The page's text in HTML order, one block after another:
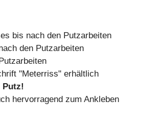
bis nach den Putzarbeiten
den Putzarbeiten
"Meterriss" erhältlich
Putz!
hervorragend zum Ankleben